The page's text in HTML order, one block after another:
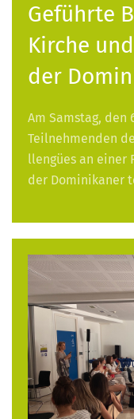
Geführte
Kirche
der
Am Samstag, den
Teilnehmenden
llengües an einer
der Dominikaner